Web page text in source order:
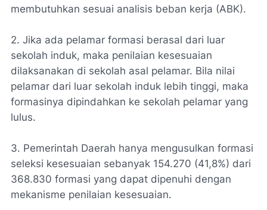
membutuhkan sesuai analisis beban kerja (ABK).
2. Jika ada pelamar formasi berasal dari luar
sekolah induk, maka penilaian kesesuaian
dilaksanakan di sekolah asal pelamar. Bila nilai
pelamar dari luar sekolah induk lebih tinggi, maka
formasinya dipindahkan ke sekolah pelamar yang
lulus.
3. Pemerintah Daerah hanya mengusulkan formasi
seleksi kesesuaian sebanyak 154.270 (41,8%) dari
368.830 formasi yang dapat dipenuhi dengan
mekanisme penilaian kesesuaian.